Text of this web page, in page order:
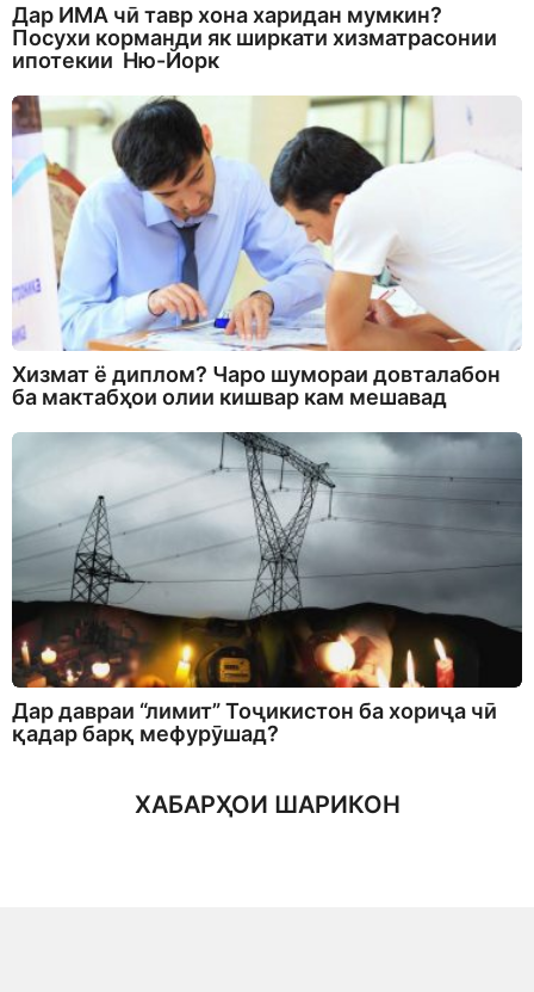
Дар ИМА чӣ тавр хона харидан мумкин?
Посухи корманди як ширкати хизматрасонии
ипотекии Ню-Йорк
Хизмат ё диплом? Чаро шумораи довталабон
ба мактабҳои олии кишвар кам мешавад
Дар давраи “лимит” Тоҷикистон ба хориҷа чӣ
қадар барқ мефурӯшад?
ХАБАРҲОИ ШАРИКОН